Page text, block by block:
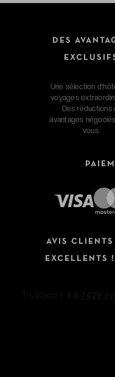
DES
Une sélection
voyages
Des réductions
avantages
vous.
AVIS CLIENTS
EXCELLENTS !